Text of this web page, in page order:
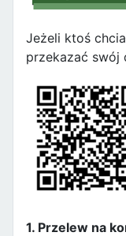
Jeżeli ktoś
przekazać swój
1. Przelew na